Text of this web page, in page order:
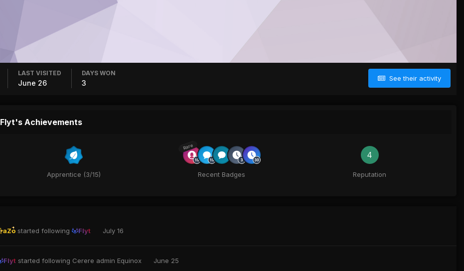
See their activity
LAST VISITED
June 26
DAYS WON
3
Flyt's Achievements
Apprentice (3/15)
Rare
Recent Badges
4
Reputation
aZo started following Flyt July 16
Flyt started following Cerere admin Equinox June 25